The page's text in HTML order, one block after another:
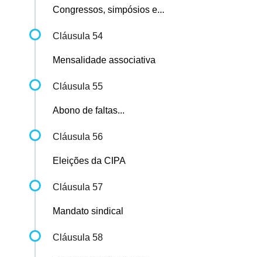
Congressos, simpósios e...
Cláusula 54
Mensalidade associativa
Cláusula 55
Abono de faltas...
Cláusula 56
Eleições da CIPA
Cláusula 57
Mandato sindical
Cláusula 58